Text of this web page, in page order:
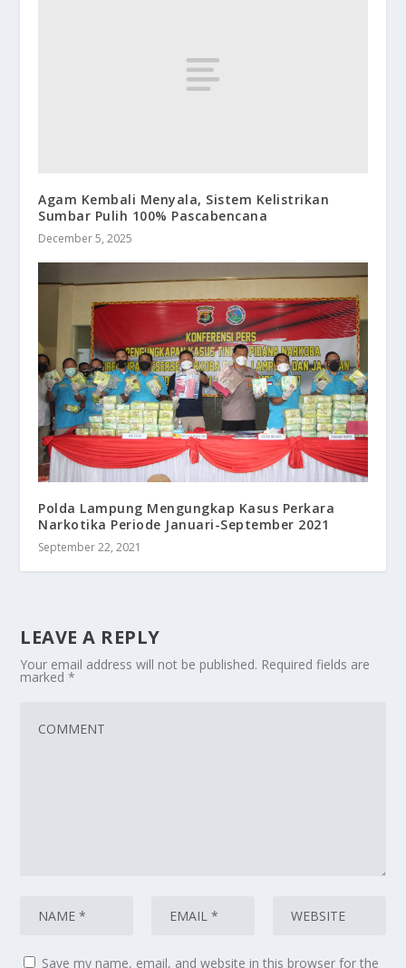
Agam Kembali Menyala, Sistem Kelistrikan
Sumbar Pulih 100% Pascabencana
December 5, 2025
Polda Lampung Mengungkap Kasus Perkara
Narkotika Periode Januari-September 2021
September 22, 2021
LEAVE A REPLY
Your email address will not be published. Required fields are
marked*
Save my name, email, and website in this browser for the